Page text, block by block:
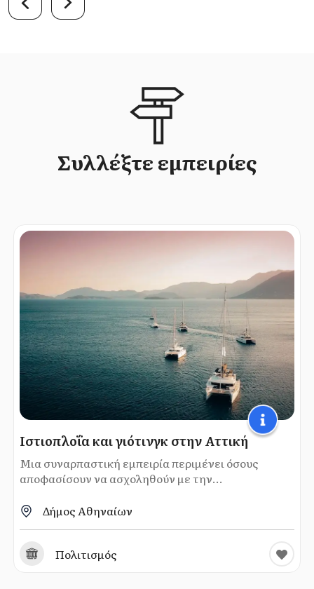
Συλλέξτε εμπειρίες
Ιστιοπλοΐα και γιότινγκ στην Αττική
Μια συναρπαστική εμπειρία περιμένει όσους
αποφασίσουν να ασχοληθούν με την...
Δήμος Αθηναίων
Πολιτισμός